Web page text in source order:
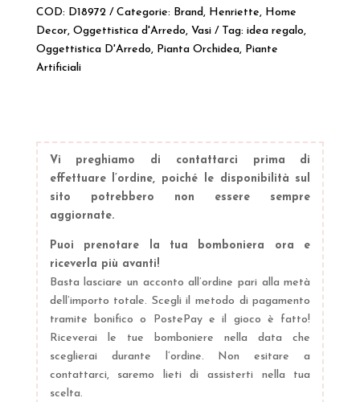
“REAL
TOUCH”
Idea
Regalo
COD: D18972 Categorie: Brand, Henriette, Home
Decor, Oggettistica d'Arredo, Vasi Tag: idea regalo,
Oggettistica D'Arredo, Pianta Orchidea, Piante
Artificiali
Vi preghiamo di contattarci prima di
effettuare l’ordine, poiché le disponibilità sul
sito potrebbero non essere sempre
aggiornate.
Puoi prenotare la tua bomboniera ora e
riceverla più avanti!
Basta lasciare un acconto all’ordine pari alla metà
dell’importo totale. Scegli il metodo di pagamento
tramite bonifico o PostePay e il gioco è fatto!
Riceverai le tue bomboniere nella data che
sceglierai durante l’ordine. Non esitare a
contattarci, saremo lieti di assisterti nella tua
scelta.